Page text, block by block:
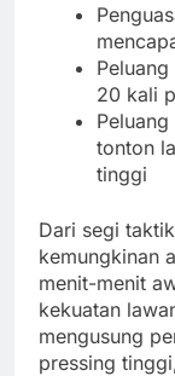
20 kali
tonton
tinggi
Dari segi
kemungkinan
menit-menit
kekuatan
mengusung
pressing